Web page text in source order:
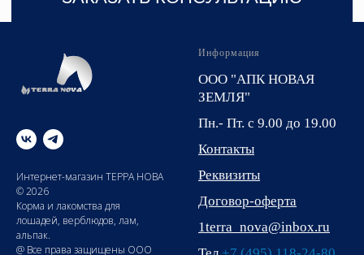
Интернет-магазин ТЕРРА НОВА
© 2026
Корма и лакомства для
лошадей, верблюдов, лам,
альпак.
@ Все права защищены ООО
Информация
ООО "АПК НОВАЯ
ЗЕМЛЯ"
Пн.- Пт. с 9.00 до 19.00
Контакты
Реквизиты
Договор-оферта
1terra_nova@inbox.ru